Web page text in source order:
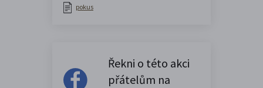
pokus
Řekni o této akci
přátelům na